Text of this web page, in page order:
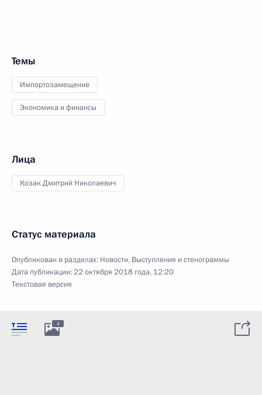
Темы
Импортозамещение
Экономика и финансы
Лица
Козак Дмитрий Николаевич
Статус материала
Опубликован в разделах: Новости, Выступления и стенограммы
Дата публикации:22 октября 2018 года, 12:20
Текстовая версия
4